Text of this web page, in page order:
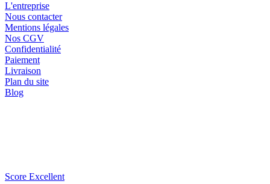
L'entreprise
Nous contacter
Mentions légales
Nos CGV
Confidentialité
Paiement
Livraison
Plan du site
Blog
Score Excellent